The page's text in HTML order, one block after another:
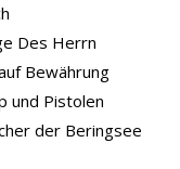
Des Herrn
Bewährung
und Pistolen
der Beringsee